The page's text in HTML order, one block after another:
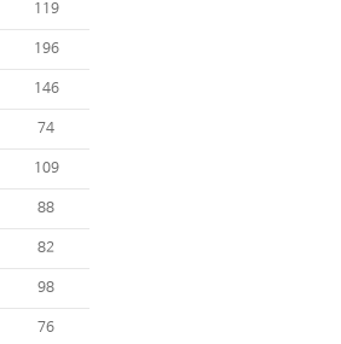
119
196
146
74
109
88
82
98
76